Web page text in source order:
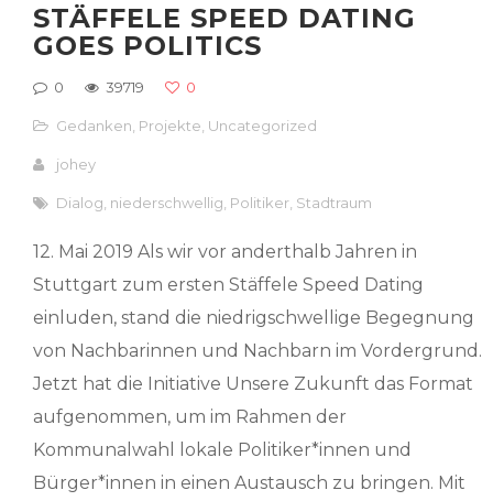
STÄFFELE SPEED DATING
GOES POLITICS
0 39719 0
Gedanken Projekte Uncategorized
johey
Dialog niederschwellig Politiker Stadtraum
12. Mai 2019 Als wir vor anderthalb Jahren in
Stuttgart zum ersten Stäffele Speed Dating
einluden, stand die niedrigschwellige Begegnung
von Nachbarinnen und Nachbarn im Vordergrund.
Jetzt hat die Initiative Unsere Zukunft das Format
aufgenommen, um im Rahmen der
Kommunalwahl lokale Politiker*innen und
Bürger*innen in einen Austausch zu bringen. Mit